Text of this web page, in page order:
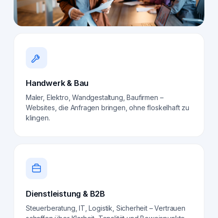
Handwerk & Bau
Maler, Elektro, Wandgestaltung, Baufirmen –
Websites, die Anfragen bringen, ohne floskelhaft zu
klingen.
Dienstleistung & B2B
Steuerberatung, IT, Logistik, Sicherheit – Vertrauen